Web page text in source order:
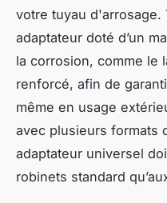
votre tuyau d'arrosage.
adaptateur doté d’un
la corrosion, comme le
renforcé, afin de
même en usage
avec plusieurs formats
adaptateur universel
robinets standard